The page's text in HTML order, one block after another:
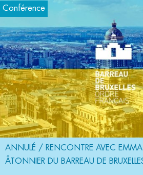
Conférence
ANNULÉ / RENCONTRE AVEC
ÂTONNIER DU BARREAU DE